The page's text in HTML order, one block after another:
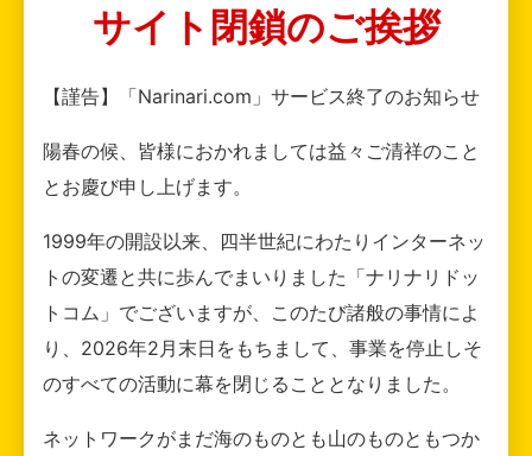
サイト閉鎖のご挨拶
【謹告】「Narinari.com」サービス終了のお知らせ
陽春の候、皆様におかれましては益々ご清祥のこと
とお慶び申し上げます。
1999年の開設以来、四半世紀にわたりインターネッ
トの変遷と共に歩んでまいりました「ナリナリドッ
トコム」でございますが、このたび諸般の事情によ
り、2026年2月末日をもちまして、事業を停止しそ
のすべての活動に幕を閉じることとなりました。
ネットワークがまだ海のものとも山のものともつか